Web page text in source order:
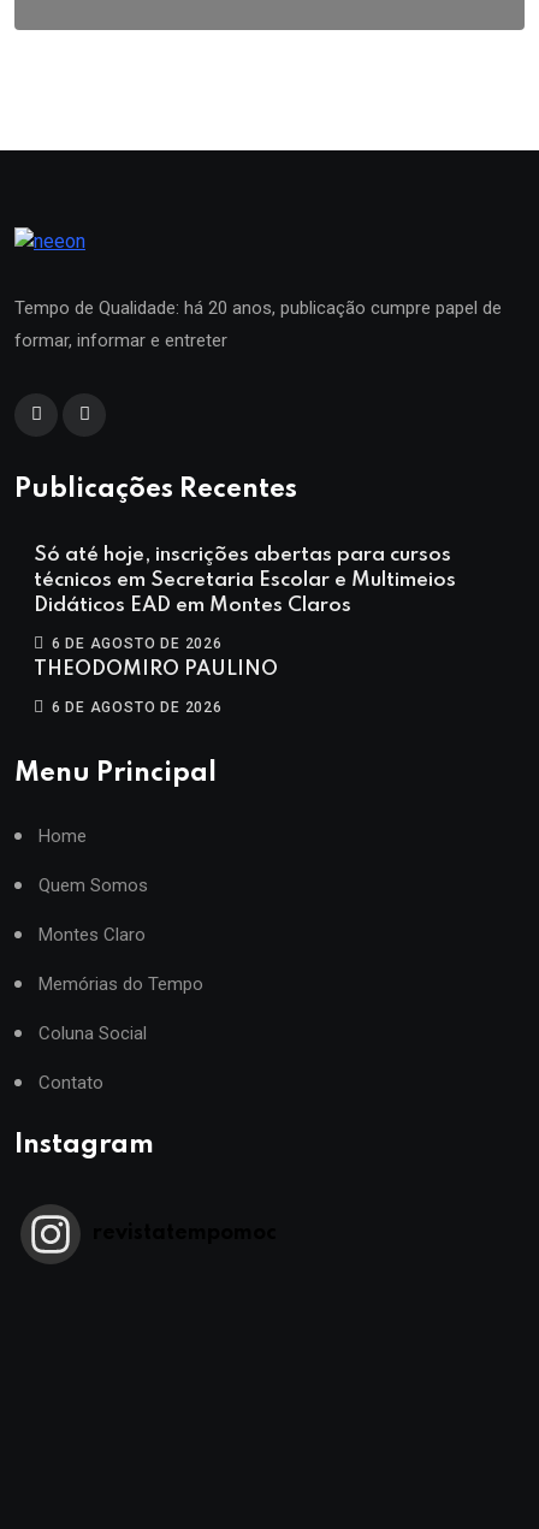
Tempo de Qualidade: há 20 anos, publicação cumpre papel de
formar, informar e entreter
Publicações Recentes
Só até hoje, inscrições abertas para cursos
técnicos em Secretaria Escolar e Multimeios
Didáticos EAD em Montes Claros
6 DE AGOSTO DE 2026
THEODOMIRO PAULINO
6 DE AGOSTO DE 2026
Menu Principal
Home
Quem Somos
Montes Claro
Memórias do Tempo
Coluna Social
Contato
Instagram